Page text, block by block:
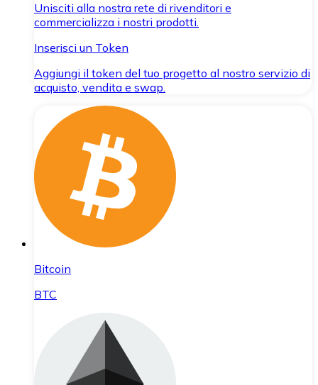
Unisciti alla nostra rete di rivenditori e
commercializza i nostri prodotti.
Inserisci un Token
Aggiungi il token del tuo progetto al nostro servizio di
acquisto, vendita e swap.
Bitcoin
BTC